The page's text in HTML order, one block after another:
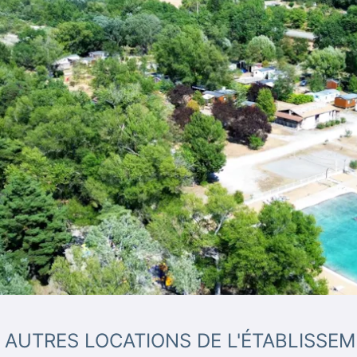
LOCATIONS DE